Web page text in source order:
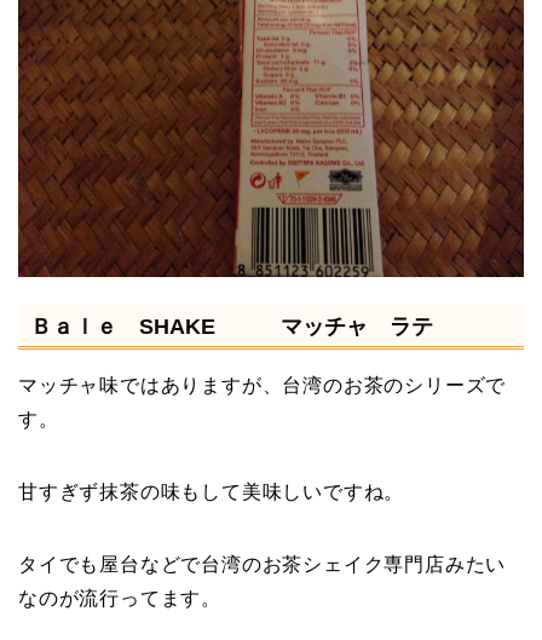
Ｂａｌｅ SHAKE マッチャ ラテ
マッチャ味ではありますが、台湾のお茶のシリーズで
す。
甘すぎず抹茶の味もして美味しいですね。
タイでも屋台などで台湾のお茶シェイク専門店みたい
なのが流行ってます。